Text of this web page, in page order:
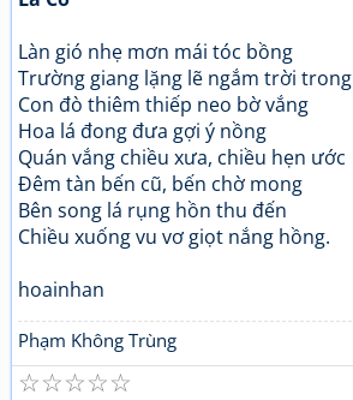
Làn gió nhẹ mơn mái tóc bồng
Trường giang lặng lẽ ngắm trời trong
Con đò thiêm thiếp neo bờ vắng
Hoa lá đong đưa gợi ý nồng
Quán vắng chiều xưa, chiều hẹn ước
Đêm tàn bến cũ, bến chờ mong
Bên song lá rụng hồn thu đến
Chiều xuống vu vơ giọt nắng hồng.
hoainhan
Phạm Không Trùng
☆
☆
☆
☆
☆